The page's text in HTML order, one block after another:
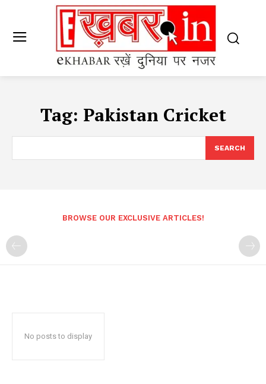
Tag: Pakistan Cricket
SEARCH
BROWSE OUR EXCLUSIVE ARTICLES!
No posts to display